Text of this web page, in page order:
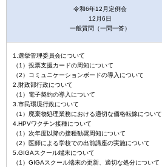
令和6年12月定例会
12月6日
一般質問（一問一答）
1.選挙管理委員会について
（1）投票支援カードの周知について
（2）コミュニケーションボードの導入について
2.財政部行政について
（1）電子契約の導入について
3.市民環境行政について
（1）廃棄物処理業務における適切な価格転嫁について
4.HPVワクチン接種について
（1）次年度以降の接種勧奨周知について
（2）医師による学校での出前講座の実施について
5.GIGAスクール端末について
（1）GIGAスクール端末の更新、適切な処分について